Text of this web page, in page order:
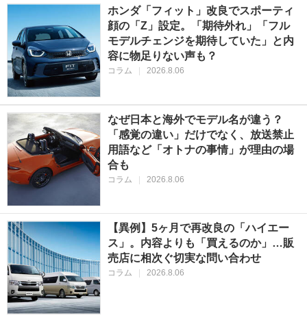
ホンダ「フィット」改良でスポーティ
顔の「Z」設定。「期待外れ」「フル
モデルチェンジを期待していた」と内
容に物足りない声も？
コラム 2026.8.06
なぜ日本と海外でモデル名が違う？
「感覚の違い」だけでなく、放送禁止
用語など「オトナの事情」が理由の場
合も
コラム 2026.8.06
【異例】5ヶ月で再改良の「ハイエー
ス」。内容よりも「買えるのか」…販
売店に相次ぐ切実な問い合わせ
コラム 2026.8.06